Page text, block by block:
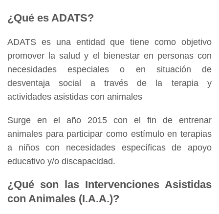
¿Qué es ADATS?
ADATS es una entidad que tiene como objetivo
promover la salud y el bienestar en personas con
necesidades especiales o en situación de
desventaja social a través de la terapia y
actividades asistidas con animales
Surge en el año 2015 con el fin de entrenar
animales para participar como estímulo en terapias
a niños con necesidades específicas de apoyo
educativo y/o discapacidad.
¿Qué son las Intervenciones Asistidas
con Animales (I.A.A.)?